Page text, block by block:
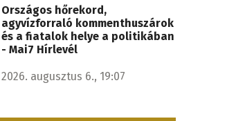
Országos hőrekord,
agyvízforraló kommenthuszárok
és a fiatalok helye a politikában
- Mai7 Hírlevél
2026. augusztus 6., 19:07